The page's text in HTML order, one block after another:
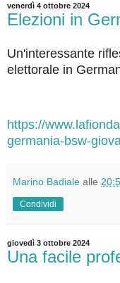
venerdì 4 ottobre 2024
Elezioni in
Un'interessante
elettorale in
https://
germania-bsw-
Marino Badiale alle
Condividi
giovedì 3 ottobre 2024
Una facile